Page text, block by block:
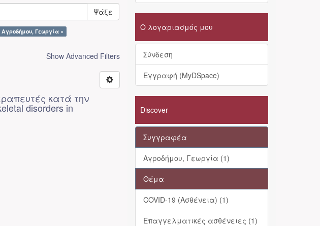
Ψάξε
Αγροδήμου, Γεωργία ×
Show Advanced Filters
κατά την
disorders in
Ο λογαριασμός μου
Σύνδεση
Εγγραφή (MyDSpace)
Discover
Συγγραφέα
Αγροδήμου, Γεωργία (1)
Θέμα
COVID-19 (Ασθένεια) (1)
Επαγγελματικές ασθένειες (1)